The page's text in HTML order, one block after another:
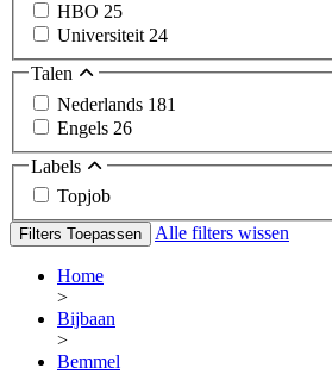
HBO 25
Universiteit 24
Talen
Nederlands 181
Engels 26
Labels
Topjob
Filters Toepassen Alle filters wissen
Home
>
Bijbaan
>
Bemmel